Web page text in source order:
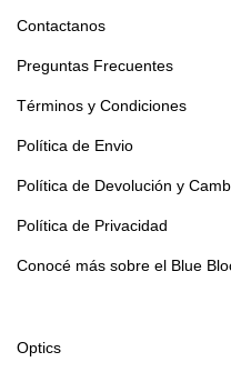
Contactanos
Preguntas Frecuentes
Términos y Condiciones
Política de Envio
Política de Devolución y
Política de Privacidad
Conocé más sobre el Blue
Optics